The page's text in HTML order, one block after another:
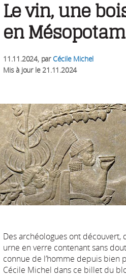
Le vin, une
en
11.11.2024, parCécile Michel
Mis à jour le21.11.2024
Des archéologues ont découvert,
urne en verre contenant sans
connue de l’homme depuis bien
Cécile Michel dans ce billet du